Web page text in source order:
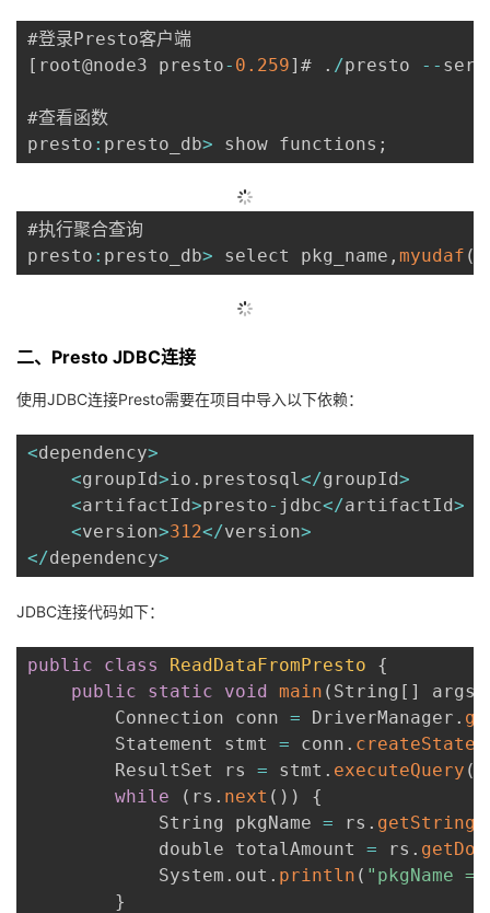
[ root@node3 presto- 0.259] # . /presto --
#查看函数
presto : presto_db> show functions ;
#执行聚合查询
presto : presto_db> select pkg_name , myudaf (
二、Presto JDBC连接
使用JDBC连接Presto需要在项目中导入以下依赖：
<dependency>
<groupId>io . prestosql</groupId>
<artifactId>presto- jdbc</artifactId>
<version>312</version>
</dependency>
JDBC连接代码如下：
public class ReadDataFromPresto
{
public
static void main ( String [ ] args
        Connection conn
= DriverManager .
        Statement stmt
= conn .
        ResultSet rs
= stmt . executeQuery (
while
( rs . next ( ) )
{
            String pkgName
= rs . getString
            double totalAmount
= rs .
            System
. out . println ( "pkgName =
}